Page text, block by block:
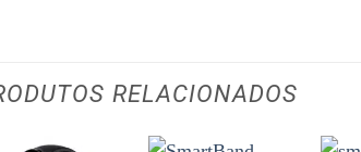
RELACIONADOS